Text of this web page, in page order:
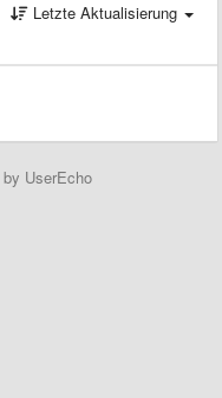
Letzte Aktualisierung
by UserEcho